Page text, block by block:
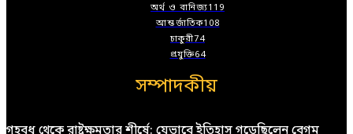
অর্থ ও বানিজ্য119
আন্তর্জাতিক108
চাকুরী74
প্রযুক্তি64
সম্পাদকীয়
গৃহবধূ থেকে রাষ্ট্রক্ষমতার শীর্ষে: যেভাবে ইতিহাস গড়েছিলেন বেগম